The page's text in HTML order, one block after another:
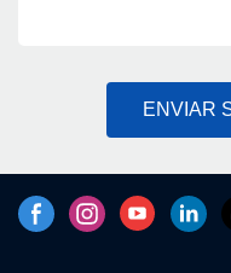
ENVIAR